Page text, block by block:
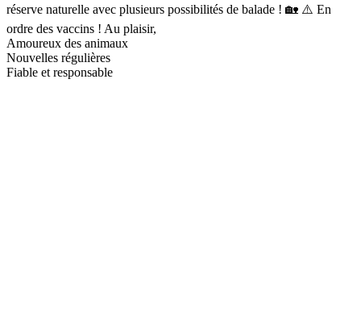
réserve naturelle avec plusieurs possibilités de balade ! 🏡 ⚠️ En
ordre des vaccins ! Au plaisir,
Amoureux des animaux
Nouvelles régulières
Fiable et responsable